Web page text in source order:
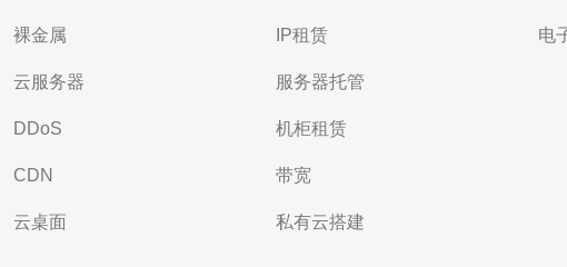
裸金属
云服务器
DDoS
CDN
云桌面
IP租赁
服务器托管
机柜租赁
带宽
私有云搭建
电